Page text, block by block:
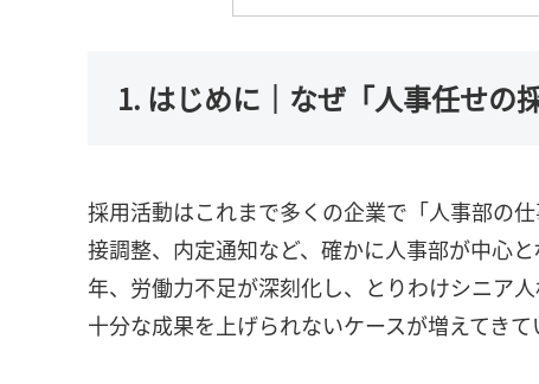
1. はじめに｜なぜ「人事任せの
採用活動はこれまで多くの企業で「人事部の
接調整、内定通知など、確かに人事部が中心
年、労働力不足が深刻化し、とりわけシニア
十分な成果を上げられないケースが増えてきて